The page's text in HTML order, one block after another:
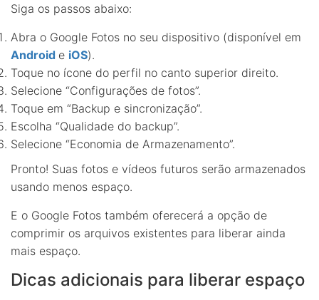
Siga os passos abaixo:
Abra o Google Fotos no seu dispositivo (disponível em
Android e iOS).
Toque no ícone do perfil no canto superior direito.
Selecione “Configurações de fotos”.
Toque em “Backup e sincronização”.
Escolha “Qualidade do backup”.
Selecione “Economia de Armazenamento”.
Pronto! Suas fotos e vídeos futuros serão armazenados
usando menos espaço.
E o Google Fotos também oferecerá a opção de
comprimir os arquivos existentes para liberar ainda
mais espaço.
Dicas adicionais para liberar espaço